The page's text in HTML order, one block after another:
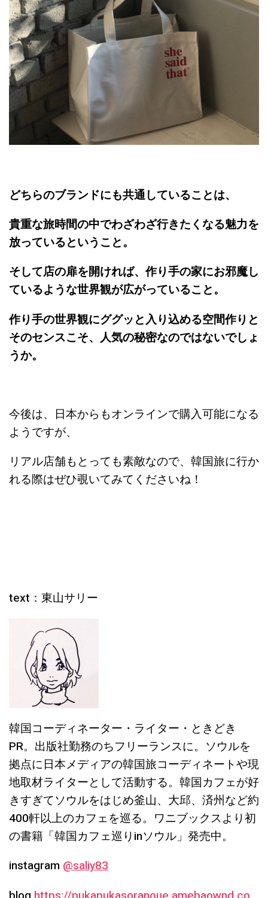
どちらのブランドにも共通していることは、
貴重な旅時間の中でわざわざ行きたくなる魅力を
放っているということ。
そして店の扉を開ければ、作り手の家にお邪魔し
ているような世界観が広がっていること。
作り手の世界観にググッと入り込める空間作りと
そのセンスこそ、人気の秘密なのではないでしょ
うか。
今後は、日本からもオンラインで購入可能になる
ようですが、
リアル店舗もとっても素敵なので、韓国旅に行か
れる際はぜひ覗いてみてくださいね！
text：東山サリー
韓国コーディネーター・ライター・ときどき
PR。出版社勤務のちフリーランスに。ソウルを
拠点に日本メディアの韓国旅コーディネートや現
地取材ライターとして活動する。韓国カフェが好
きすぎてソウルをはじめ釜山、大邱、済州など約
400軒以上のカフェを巡る。ワニブックスより初
の書籍「韓国カフェ巡りinソウル」発売中。
instagram @saliy83